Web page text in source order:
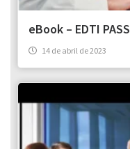
eBook – EDTI PASS
14 de abril de 2023